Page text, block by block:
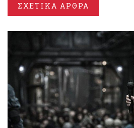
ΣΧΕΤΙΚΑ ΑΡΘΡΑ